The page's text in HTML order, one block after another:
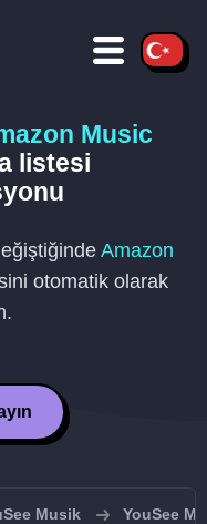
Music
listesi
Amazon
otomatik olarak
Musik YouSee